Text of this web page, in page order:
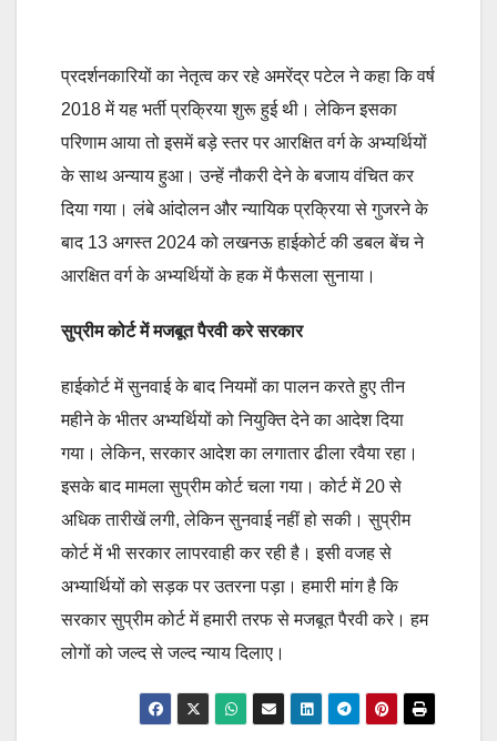
प्रदर्शनकारियों का नेतृत्व कर रहे अमरेंद्र पटेल ने कहा कि वर्ष
2018 में यह भर्ती प्रक्रिया शुरू हुई थी। लेकिन इसका
परिणाम आया तो इसमें बड़े स्तर पर आरक्षित वर्ग के अभ्यर्थियों
के साथ अन्याय हुआ। उन्हें नौकरी देने के बजाय वंचित कर
दिया गया। लंबे आंदोलन और न्यायिक प्रक्रिया से गुजरने के
बाद 13 अगस्त 2024 को लखनऊ हाईकोर्ट की डबल बेंच ने
आरक्षित वर्ग के अभ्यर्थियों के हक में फैसला सुनाया।
सुप्रीम कोर्ट में मजबूत पैरवी करे सरकार
हाईकोर्ट में सुनवाई के बाद नियमों का पालन करते हुए तीन
महीने के भीतर अभ्यर्थियों को नियुक्ति देने का आदेश दिया
गया। लेकिन, सरकार आदेश का लगातार ढीला रवैया रहा।
इसके बाद मामला सुप्रीम कोर्ट चला गया। कोर्ट में 20 से
अधिक तारीखें लगी, लेकिन सुनवाई नहीं हो सकी। सुप्रीम
कोर्ट में भी सरकार लापरवाही कर रही है। इसी वजह से
अभ्यार्थियों को सड़क पर उतरना पड़ा। हमारी मांग है कि
सरकार सुप्रीम कोर्ट में हमारी तरफ से मजबूत पैरवी करे। हम
लोगों को जल्द से जल्द न्याय दिलाए।